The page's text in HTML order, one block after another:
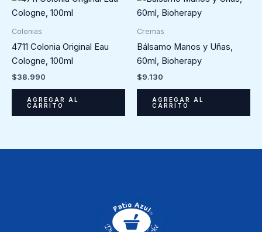
Colonias
4711 Colonia Original Eau
Cologne, 100ml
$38.990
AGREGAR AL
CARRITO
Cremas
Bálsamo Manos y Uñas,
60ml, Bioherapy
$9.130
AGREGAR AL
CARRITO